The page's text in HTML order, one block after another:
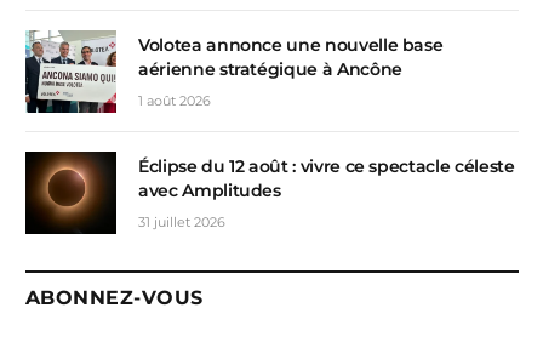
Volotea annonce une nouvelle base
aérienne stratégique à Ancône
1 août 2026
Éclipse du 12 août : vivre ce spectacle céleste
avec Amplitudes
31 juillet 2026
ABONNEZ-VOUS